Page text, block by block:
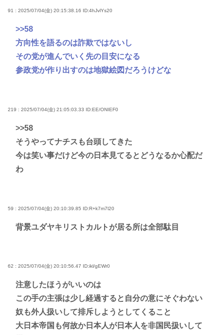
91 : 2025/07/04(金) 20:15:38.16 ID:4hJvlYs20
>>58
方向性を語るのは詐欺ではないし
その党が進んでいく先の目安になる
参政党が作り出すのは地獄絵図だろうけどな
219 : 2025/07/04(金) 21:05:03.33 ID:EE/ONIEF0
>>58
そうやってナチスも台頭してきた
今は笑い事だけど今の日本見てるとどうなるか心配だ
わ
59 : 2025/07/04(金) 20:10:39.85 ID:R+k7m7l20
背景ユダヤキリストカルトが居る所は全部駄目
62 : 2025/07/04(金) 20:10:56.47 ID:ikl/gEWr0
注意したほうがいいのは
この手の主張は少し経過すると自分の意にそぐわない
奴も外人扱いして排斥しようとしてくること
大日本帝国も何故か日本人が日本人を非国民扱いして